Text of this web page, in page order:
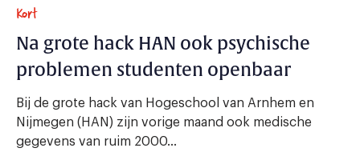
Kort
Na grote hack HAN ook psychische
problemen studenten openbaar
Bij de grote hack van Hogeschool van Arnhem en
Nijmegen (HAN) zijn vorige maand ook medische
gegevens van ruim 2000...